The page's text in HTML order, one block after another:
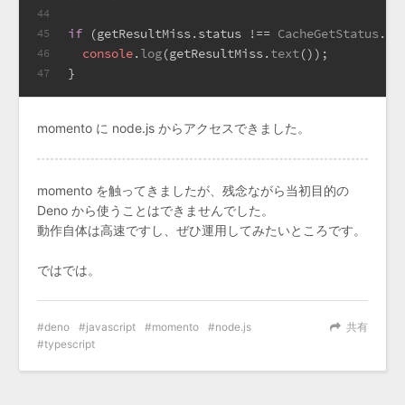
44
45
46
47
if (getResultMiss.status !== CacheGetStatus .
console.log(getResultMiss.text());
}
momento に node.js からアクセスできました。
momento を触ってきましたが、残念ながら当初目的の
Deno から使うことはできませんでした。
動作自体は高速ですし、ぜひ運用してみたいところです。
ではでは。
共有
deno javascript momento
node.js
typescript